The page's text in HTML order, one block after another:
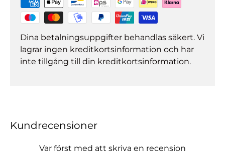
Dina betalningsuppgifter behandlas säkert. Vi
lagrar ingen kreditkortsinformation och har
inte tillgång till din kreditkortsinformation.
Kundrecensioner
Var först med att skriva en recension